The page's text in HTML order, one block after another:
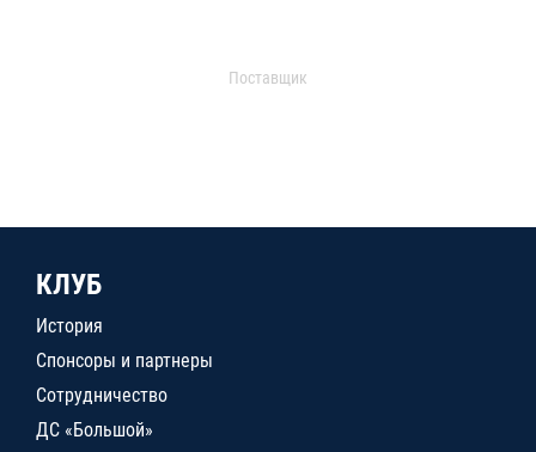
Поставщик
КЛУБ
История
Спонсоры и партнеры
Сотрудничество
ДС «Большой»